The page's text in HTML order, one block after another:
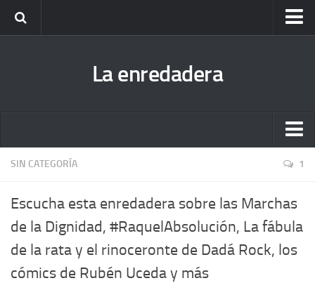
Fanzine Dibuja la Radio. Descárgatelo y ¡disfruta!
La enredadera
Escucha todas las enredaderas cuando quieras (podcast)
Antigua bitácora de La enredadera
Nuestra biblioteca hermana
SIN CATEGORÍA 1
Escucha esta enredadera sobre las Marchas
de la Dignidad, #RaquelAbsolución, La fábula
de la rata y el rinoceronte de Dadá Rock, los
cómics de Rubén Uceda y más